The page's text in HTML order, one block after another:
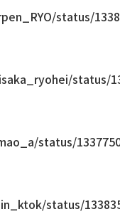
status/
status/
status/
status/